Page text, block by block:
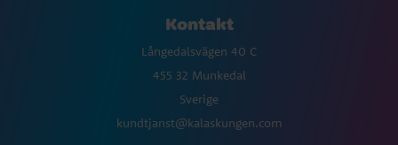
Kontakt
Långedalsvägen 40 C
455 32 Munkedal
Sverige
kundtjanst@kalaskungen.com